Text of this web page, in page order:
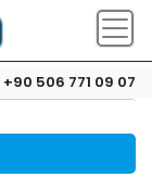
+90 506 771 09 07